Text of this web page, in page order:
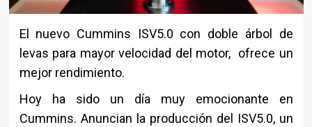
El nuevo Cummins ISV5.0 con doble árbol de
levas para mayor velocidad del motor, ofrece un
mejor rendimiento.
Hoy ha sido un día muy emocionante en
Cummins. Anuncian la producción del ISV5.0, un